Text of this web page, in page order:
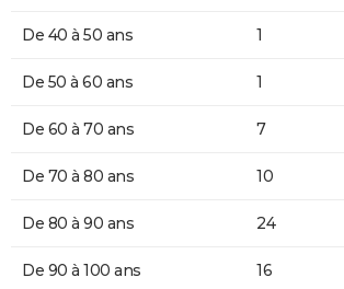
De 40 à 50 ans 1
De 50 à 60 ans 1
De 60 à 70 ans 7
De 70 à 80 ans 10
De 80 à 90 ans 24
De 90 à 100 ans 16